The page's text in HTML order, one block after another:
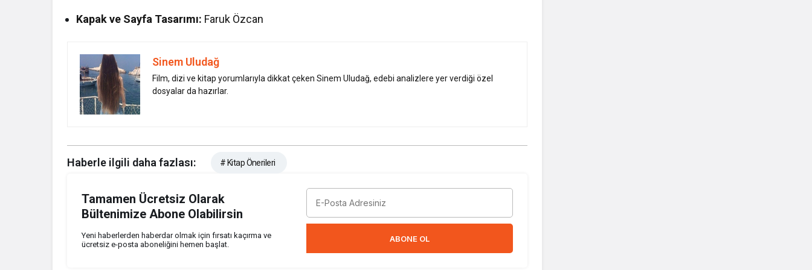
Kapak ve Sayfa Tasarımı: Faruk Özcan
Sinem Uludağ
Film, dizi ve kitap yorumlarıyla dikkat çeken Sinem Uludağ, edebi analizlere yer verdiği özel
dosyalar da hazırlar.
Haberle ilgili daha fazlası: # Kitap Önerileri
Tamamen Ücretsiz Olarak
Bültenimize Abone Olabilirsin
Yeni haberlerden haberdar olmak için fırsatı kaçırma ve
ücretsiz e-posta aboneliğini hemen başlat.
ABONE OL